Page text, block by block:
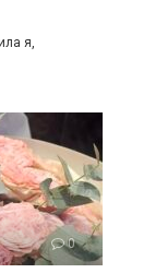
я,
0